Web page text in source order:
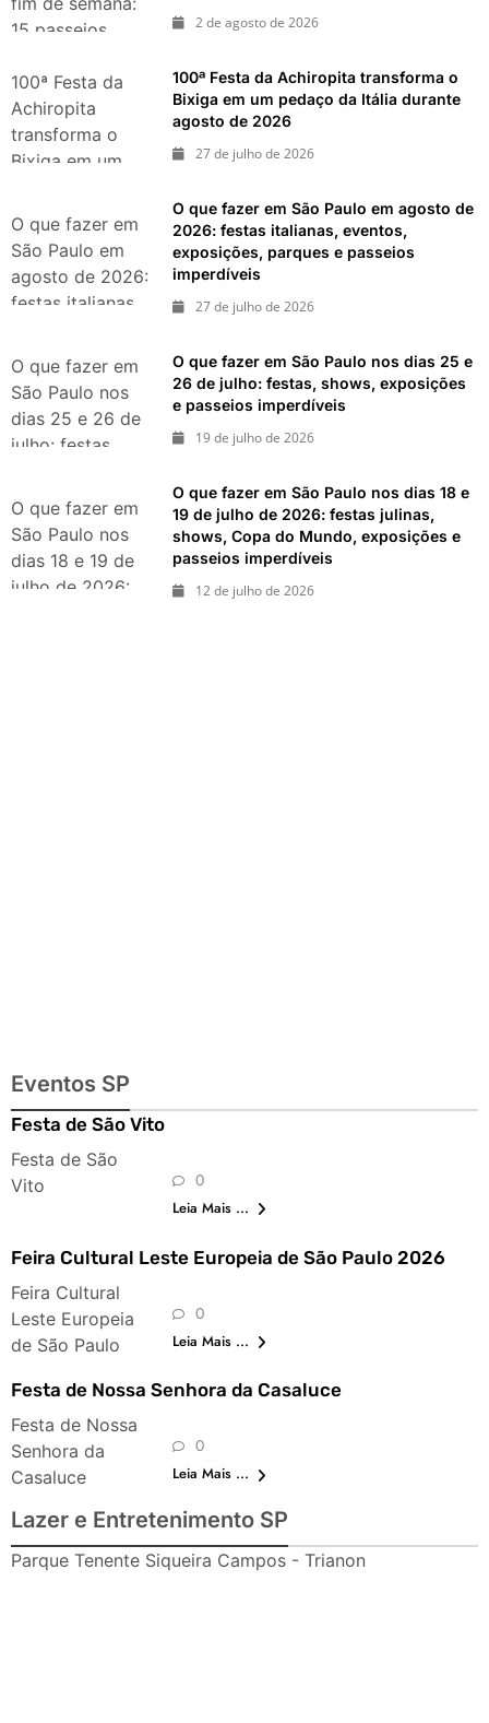
15 passeios
dias 8 e 9 de
agosto de 2026
2 de agosto de 2026
100ª Festa da
Achiropita
transforma o
Bixiga em um
durante agosto
de 2026
100ª Festa da Achiropita transforma o
Bixiga em um pedaço da Itália durante
agosto de 2026
27 de julho de 2026
O que fazer em
São Paulo em
agosto de 2026:
festas italianas,
exposições,
parques e
passeios
imperdíveis
O que fazer em São Paulo em agosto de
2026: festas italianas, eventos,
exposições, parques e passeios
imperdíveis
27 de julho de 2026
O que fazer em
São Paulo nos
dias 25 e 26 de
julho: festas,
exposições e
passeios
imperdíveis
O que fazer em São Paulo nos dias 25 e
26 de julho: festas, shows, exposições
e passeios imperdíveis
19 de julho de 2026
O que fazer em
São Paulo nos
dias 18 e 19 de
julho de 2026:
O que fazer em São Paulo nos dias 18 e
19 de julho de 2026: festas julinas,
shows, Copa do Mundo, exposições e
passeios imperdíveis
12 de julho de 2026
Eventos SP
Festa de São Vito
Festa de São
Vito
0
Leia Mais ...
Feira Cultural Leste Europeia de São Paulo 2026
Feira Cultural
Leste Europeia
de São Paulo
0
Leia Mais ...
Festa de Nossa Senhora da Casaluce
Festa de Nossa
Senhora da
Casaluce
0
Leia Mais ...
Lazer e Entretenimento SP
Parque Tenente Siqueira Campos - Trianon